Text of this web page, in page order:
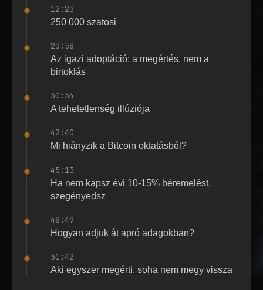
12:23
250 000 szatosi
23:58
Az igazi adoptáció: a megértés, nem a
birtoklás
30:34
A tehetetlenség illúziója
42:40
Mi hiányzik a Bitcoin oktatásból?
45:13
Ha nem kapsz évi 10-15% béremelést,
szegényedsz
48:49
Hogyan adjuk át apró adagokban?
51:42
Aki egyszer megérti, soha nem megy vissza